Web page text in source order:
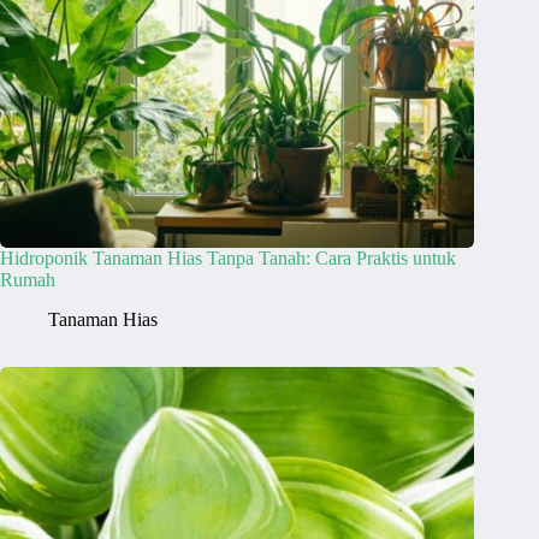
Hidroponik Tanaman Hias Tanpa Tanah: Cara Praktis untuk
Rumah
Tanaman Hias